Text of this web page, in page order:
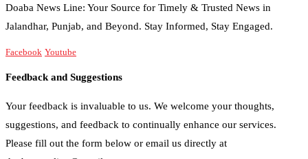
Doaba News Line: Your Source for Timely & Trusted News in
Jalandhar, Punjab, and Beyond. Stay Informed, Stay Engaged.
Facebook Youtube
Feedback and Suggestions
Your feedback is invaluable to us. We welcome your thoughts,
suggestions, and feedback to continually enhance our services.
Please fill out the form below or email us directly at